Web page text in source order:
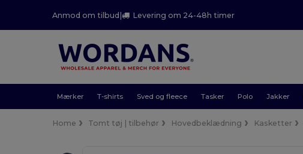
Anmod om tilbud| Levering om 24-48h timer
Mærker T-shirts Sved og fleece Tasker Polo Jakker
Home Tomt tøj | tilbehør Hovedbeklædning Kasketter